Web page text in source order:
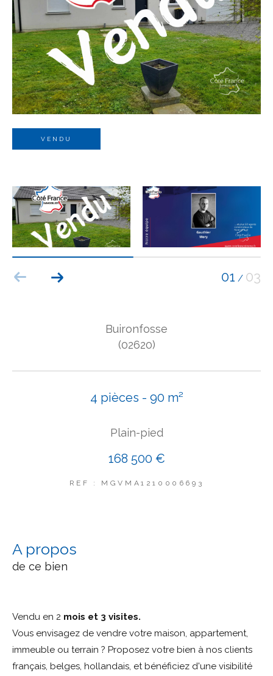
VENDU
01 / 03
Buironfosse
(02620)
4 pièces - 90 m²
Plain-pied
168 500 €
REF : MGVMA1210006693
a propos
de ce bien
Vendu en 2 mois et 3 visites.
Vous envisagez de vendre votre maison, appartement,
immeuble ou terrain ? Proposez votre bien à nos clients
français, belges, hollandais, et bénéficiez d'une visibilité
Budget
Surface
Surface
Pièces
Référence
AFFINER LES CRITÈRES
TERRASSE PARKING PISCINE